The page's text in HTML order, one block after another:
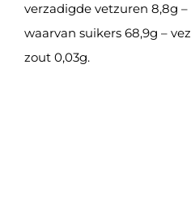
verzadigde vetzuren 8,8g
waarvan suikers 68,9g –
zout 0,03g.